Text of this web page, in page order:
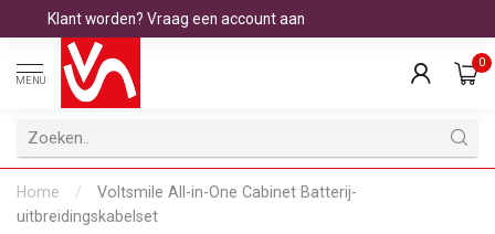
Klant worden? Vraag een account aan
MENU
0
Home /
Voltsmile All-in-One Cabinet Batterij-
uitbreidingskabelset